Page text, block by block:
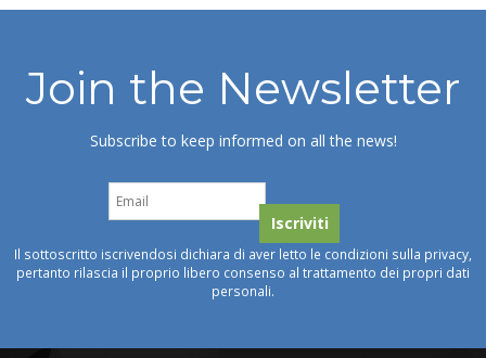
Join the Newsletter
Subscribe to keep informed on all the news!
Il sottoscritto iscrivendosi dichiara di aver letto le condizioni sulla privacy,
pertanto rilascia il proprio libero consenso al trattamento dei propri dati
personali.